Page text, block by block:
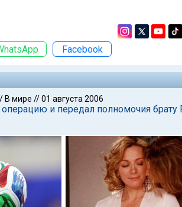
Facebook
В мире //01 августа 2006
и передал полномочия